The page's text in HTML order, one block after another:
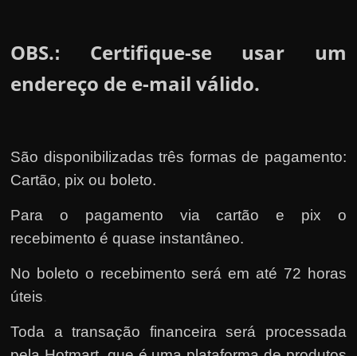
OBS.:
Certifique-se usar um
endereço de e-mail válido.
São disponibilizadas três formas de pagamento:
Cartão, pix ou boleto.
Para o pagamento via cartão e pix o
recebimento é quase instantâneo.
No boleto o recebimento será em até 72 horas
úteis.
Toda a transação financeira será processada